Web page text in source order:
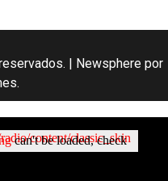
Newsphere por